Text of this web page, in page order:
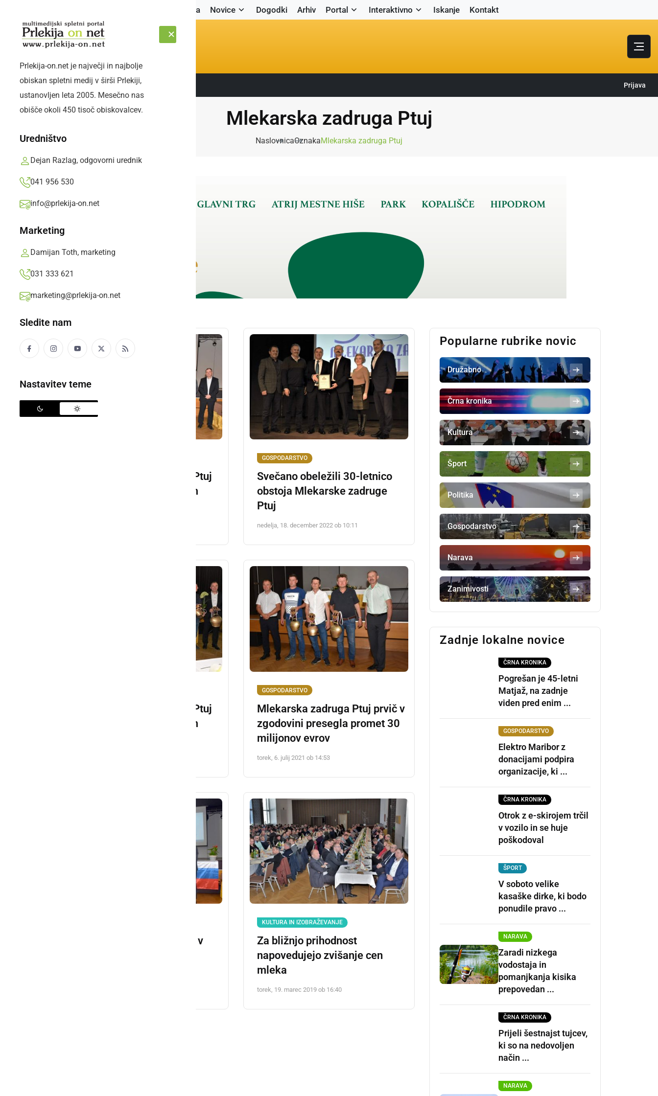
Naslovnica Novice Dogodki Arhiv Portal Interaktivno Iskanje Kontakt
PETEK, 7. AVGUST 2026 Sledite nam: Prijava
Prlekija-on.net je največji in najbolje
obiskan spletni medij v širši Prlekiji,
ustanovljen leta 2005. Mesečno nas
obišče okoli 450 tisoč obiskovalcev.
Uredništvo
Dejan Razlag, odgovorni urednik
041 956 530
info@prlekija-on.net
Marketing
Damijan Toth, marketing
031 333 621
marketing@prlekija-on.net
Sledite nam
Nastavitev teme
Mlekarska zadruga Ptuj
NaslovnicaOznakaMlekarska zadruga Ptuj
Člani Mlekarske zadruge Ptuj
so se zbrali na 31. občnem
GOSPODARSTVO
Svečano obeležili 30-letnico
obstoja Mlekarske zadruge
Ptuj
nedelja, 18. december 2022 ob 10:11
Člani Mlekarske zadruge Ptuj
so se zbrali na 30. občnem
GOSPODARSTVO
Mlekarska zadruga Ptuj prvič v
zgodovini presegla promet 30
milijonov evrov
torek, 6. julij 2021 ob 14:53
Lansko leto eno boljših let v
KULTURA IN IZOBRAŽEVANJE
Za bližnjo prihodnost
napovedujejo zvišanje cen
mleka
torek, 19. marec 2019 ob 16:40
Popularne rubrike novic
Družabno
Črna kronika
Kultura
Šport
Politika
Gospodarstvo
Narava
Zanimivosti
Zadnje lokalne novice
ČRNA KRONIKA
Pogrešan je 45-letni
Matjaž, na zadnje
viden pred enim ...
GOSPODARSTVO
Elektro Maribor z
donacijami podpira
organizacije, ki ...
ČRNA KRONIKA
Otrok z e-skirojem trčil
v vozilo in se huje
poškodoval
ŠPORT
V soboto velike
kasaške dirke, ki bodo
ponudile pravo ...
NARAVA
Zaradi nizkega
vodostaja in
pomanjkanja kisika
prepovedan ...
ČRNA KRONIKA
Prijeli šestnajst tujcev,
ki so na nedovoljen
način ...
NARAVA